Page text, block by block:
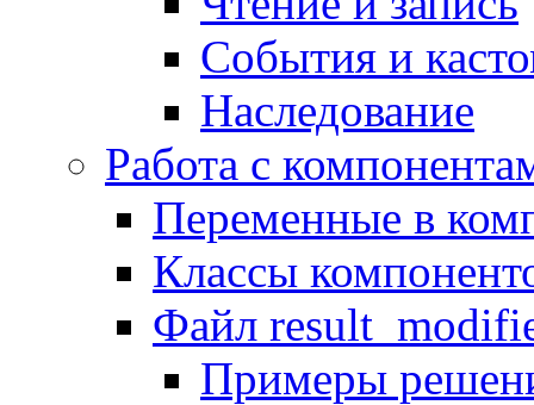
События и
Наследование
Работа с
Переменные в
Классы
Файл
Примеры